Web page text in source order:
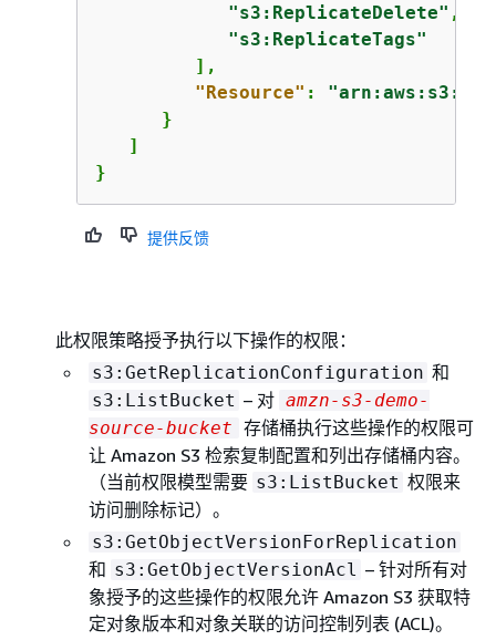
"s3:ReplicateDelete" ,
"s3:ReplicateTags"
         ],
"Resource" : "arn:aws:s3:::
      }
   ]
}
提供反馈
此权限策略授予执行以下操作的权限：
s3:GetReplicationConfiguration 和
s3:ListBucket – 对 amzn-s3-demo-
source-bucket 存储桶执行这些操作的权限可
让 Amazon S3 检索复制配置和列出存储桶内容。
（当前权限模型需要 s3:ListBucket 权限来
访问删除标记）。
s3:GetObjectVersionForReplication
和 s3:GetObjectVersionAcl – 针对所有对
象授予的这些操作的权限允许 Amazon S3 获取特
定对象版本和对象关联的访问控制列表 (ACL)。